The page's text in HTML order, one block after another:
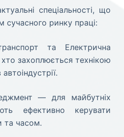
спеціальності, що
сучасного ринку праці:
та Електрична
захоплюється технікою
— для майбутніх
ефективно керувати
та часом.